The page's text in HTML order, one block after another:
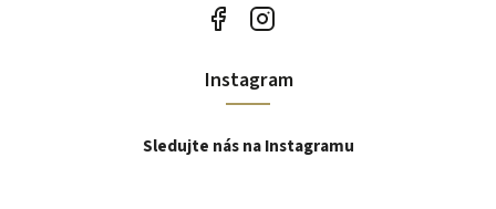
Instagram
Sledujte nás na Instagramu